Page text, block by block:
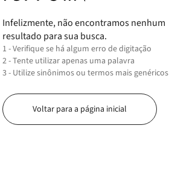
Infelizmente, não encontramos nenhum
resultado para sua busca.
1 - Verifique se há algum erro de digitação
2 - Tente utilizar apenas uma palavra
3 - Utilize sinônimos ou termos mais genéricos
Voltar para a página inicial